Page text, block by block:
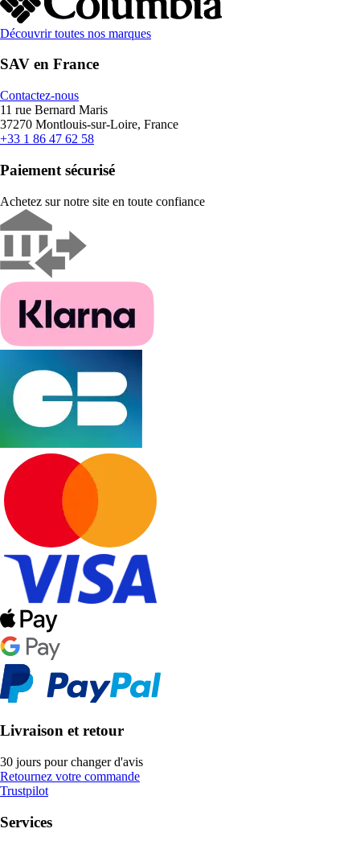
Découvrir toutes nos marques
SAV en France
Contactez-nous
11 rue Bernard Maris
37270 Montlouis-sur-Loire, France
+33 1 86 47 62 58
Paiement sécurisé
Achetez sur notre site en toute confiance
Livraison et retour
30 jours pour changer d'avis
Retournez votre commande
Trustpilot
Services